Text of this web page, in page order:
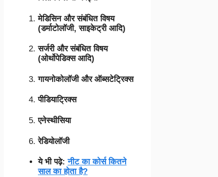
मेडिसिन और संबंधित विषय
(डर्माटोलॉजी, साइकेट्री आदि)
सर्जरी और संबंधित विषय
(ओर्थोपेडिक्स आदि)
गायनोकोलॉजी और ऑब्सटेट्रिक्स
पीडियाट्रिक्स
एनेस्थीसिया
रेडियोलॉजी
ये भी पढ़े:नीट का कोर्स कितने
साल का होता है?